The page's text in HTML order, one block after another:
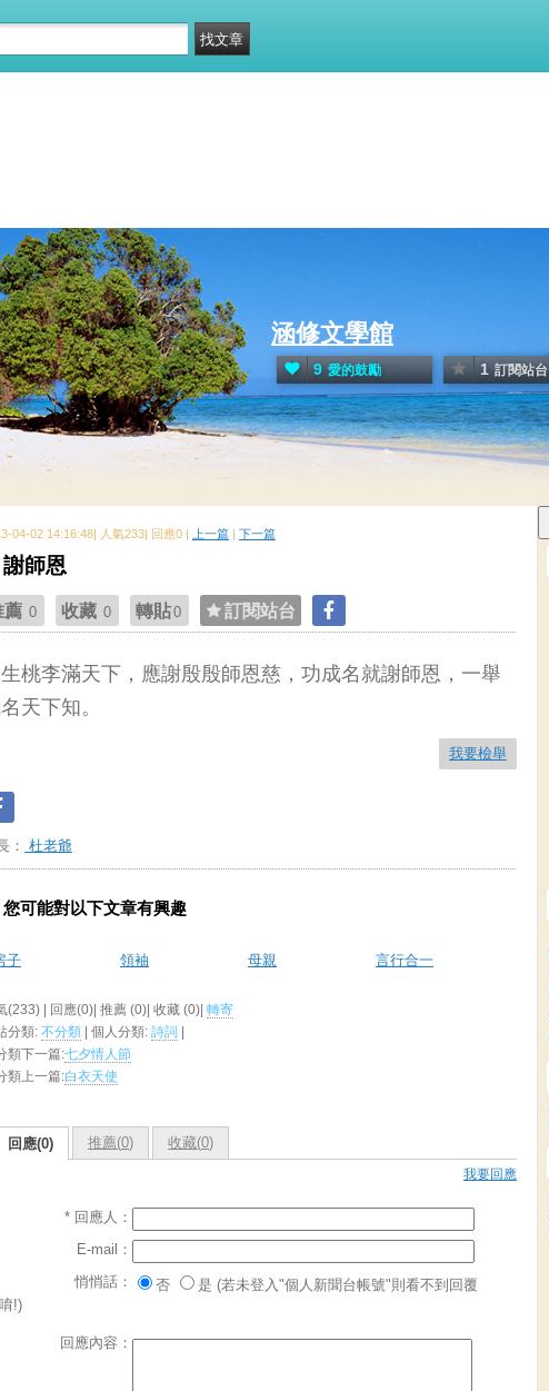
涵修文學館
9 愛的鼓勵 1 訂閱站台
04-02 14:16:48| 人氣233| 回應0 | 上一篇 | 下一篇
謝師恩
薦 0 收藏 0 轉貼0 訂閱站台
桃李滿天下，應謝殷殷師恩慈，功成名就謝師恩，一舉
天下知。
我要檢舉
： 杜老爺
您可能對以下文章有興趣
子 領袖 母親 言行合一
(233) | 回應(0)| 推薦 (0)| 收藏 (0)| 轉寄
分類: 不分類 | 個人分類: 詩詞
類下一篇:七夕情人節
類上一篇:白衣天使
回應(0) 推薦(0) 收藏(0)
我要回應
* 回應人：
E-mail：
悄悄話：
否
是 (若未登入"個人新聞台帳號"則看不到回覆
唷!)
回應內容：